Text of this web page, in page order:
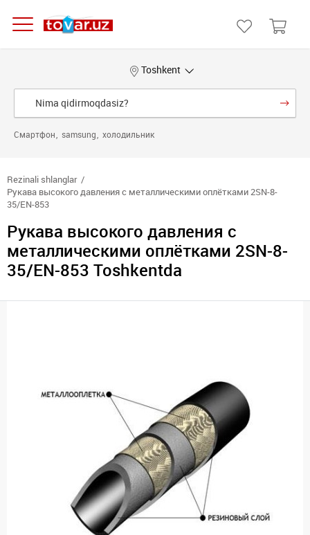
Toshkent
Смартфон samsung холодильник
Rezinali shlanglar
Рукава высокого давления с металлическими оплётками 2SN-8-
35/EN-853
Рукава высокого давления с
металлическими оплётками 2SN-8-
35/EN-853 Toshkentda